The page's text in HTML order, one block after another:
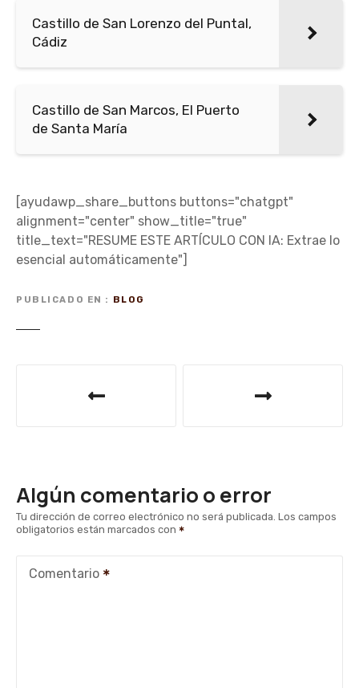
Castillo de San Lorenzo del Puntal,
Cádiz
Castillo de San Marcos, El Puerto
de Santa María
[ayudawp_share_buttons buttons="chatgpt"
alignment="center" show_title="true"
title_text="RESUME ESTE ARTÍCULO CON IA: Extrae lo
esencial automáticamente"]
PUBLICADO EN BLOG
g
a
Algún comentario o error
Tu dirección de correo electrónico no será publicada. Los campos
obligatorios están marcados con
Comentario